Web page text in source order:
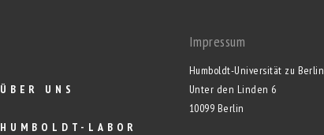
ÜBER UNS
HUMBOLDT-LABOR
Impressum
Humboldt-Universität zu Berlin
Unter den Linden 6
10099 Berlin